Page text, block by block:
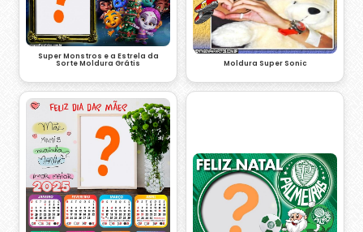
Super Monstros e a Estrela da
Sorte Moldura Grátis Moldura Super Sonic